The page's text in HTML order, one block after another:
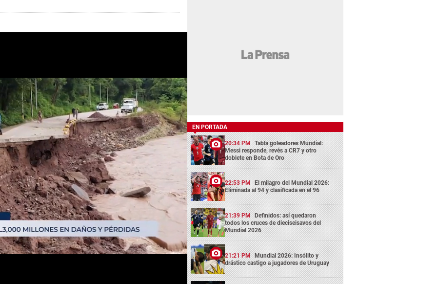
EN PORTADA
20:34 PM Tabla goleadores Mundial:
Messi responde, revés a CR7 y otro
doblete en Bota de Oro
22:53 PM El milagro del Mundial 2026:
Eliminada al 94 y clasificada en el 96
21:39 PM Definidos: así quedaron
todos los cruces de dieciseisavos del
Mundial 2026
21:21 PM Mundial 2026: Insólito y
drástico castigo a jugadores de Uruguay